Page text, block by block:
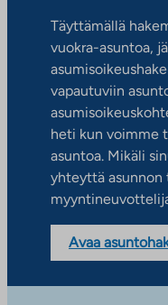
Täyttämällä
vuokra-asuntoa,
vapautuviin
heti kun voimme
asuntoa. Mikäli
yhteyttä asunnon
Avaa